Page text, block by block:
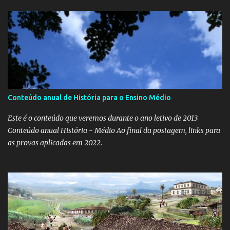
Conteúdo anual de História para o Ensino Médio
Este é o conteúdo que veremos durante o ano letivo de 2013
Conteúdo anual História - Médio Ao final da postagem, links para
as provas aplicadas em 2022.